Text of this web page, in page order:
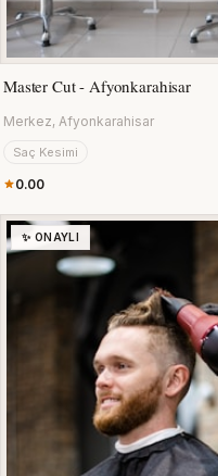
Master Cut - Afyonkarahisar
Merkez, Afyonkarahisar
Saç Kesimi
0.00
✨ ONAYLI